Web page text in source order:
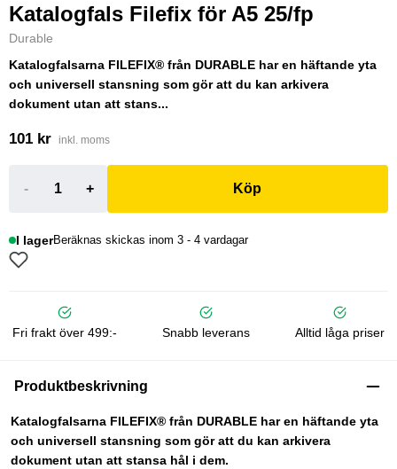
Katalogfals Filefix för A5 25/fp
Durable
Katalogfalsarna FILEFIX® från DURABLE har en häftande yta
och universell stansning som gör att du kan arkivera
dokument utan att stans...
101 kr inkl. moms
- + Köp
I lagerBeräknas skickas inom 3 - 4 vardagar
Fri frakt över 499:- Snabb leverans Alltid låga priser
Produktbeskrivning
Katalogfalsarna FILEFIX® från DURABLE har en häftande yta
och universell stansning som gör att du kan arkivera
dokument utan att stansa hål i dem.